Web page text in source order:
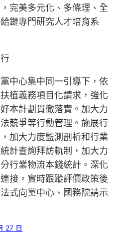
完美多元化、多條理、全
鏈專門研究人才培育系
中心集中同一引導下，依
植義務項目化請求，強化
本計劃貫徹落實。加大力
競爭等行動管理。施展行
加大力度監測剖析和行業
計查詢拜訪軌制，加大力
行業物流本錢統計。深化
接，實時跟蹤評價政策後
式向黨中心、國務院請示
27 日